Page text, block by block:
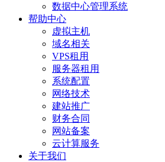
数据中心管理系统
帮助中心
虚拟主机
域名相关
VPS租用
服务器租用
系统配置
网络技术
建站推广
财务合同
网站备案
云计算服务
关于我们